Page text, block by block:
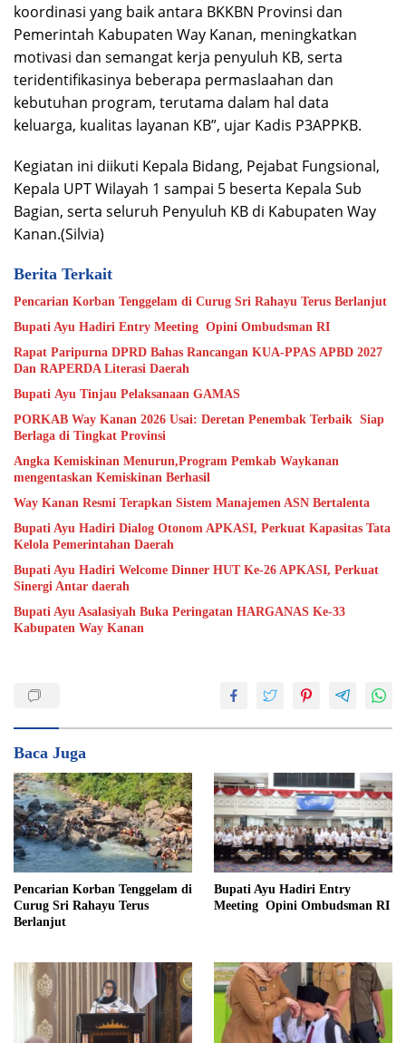
koordinasi yang baik antara BKKBN Provinsi dan
Pemerintah Kabupaten Way Kanan, meningkatkan
motivasi dan semangat kerja penyuluh KB, serta
teridentifikasinya beberapa permaslaahan dan
kebutuhan program, terutama dalam hal data
keluarga, kualitas layanan KB”, ujar Kadis P3APPKB.
Kegiatan ini diikuti Kepala Bidang, Pejabat Fungsional,
Kepala UPT Wilayah 1 sampai 5 beserta Kepala Sub
Bagian, serta seluruh Penyuluh KB di Kabupaten Way
Kanan.(Silvia)
Berita Terkait
Pencarian Korban Tenggelam di Curug Sri Rahayu Terus Berlanjut
Bupati Ayu Hadiri Entry Meeting Opini Ombudsman RI
Rapat Paripurna DPRD Bahas Rancangan KUA-PPAS APBD 2027
Dan RAPERDA Literasi Daerah
Bupati Ayu Tinjau Pelaksanaan GAMAS
PORKAB Way Kanan 2026 Usai: Deretan Penembak Terbaik Siap
Berlaga di Tingkat Provinsi
Angka Kemiskinan Menurun,Program Pemkab Waykanan
mengentaskan Kemiskinan Berhasil
Way Kanan Resmi Terapkan Sistem Manajemen ASN Bertalenta
Bupati Ayu Hadiri Dialog Otonom APKASI, Perkuat Kapasitas Tata
Kelola Pemerintahan Daerah
Bupati Ayu Hadiri Welcome Dinner HUT Ke-26 APKASI, Perkuat
Sinergi Antar daerah
Bupati Ayu Asalasiyah Buka Peringatan HARGANAS Ke-33
Kabupaten Way Kanan
Baca Juga
Pencarian Korban Tenggelam di
Curug Sri Rahayu Terus
Berlanjut
Bupati Ayu Hadiri Entry
Meeting Opini Ombudsman RI